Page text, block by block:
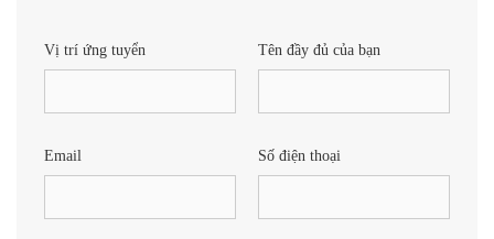
Vị trí ứng tuyển Tên đầy đủ của bạn
Email Số điện thoại